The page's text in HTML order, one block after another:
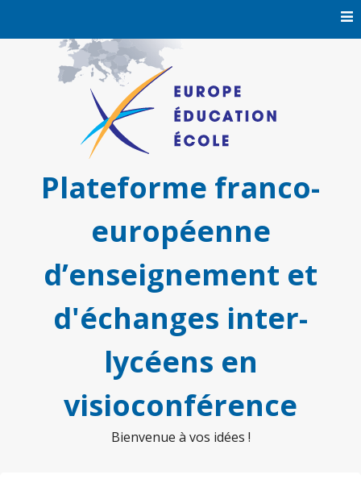
Plateforme franco-
européenne
d’enseignement et
d'échanges inter-
lycéens en
visioconférence
Bienvenue à vos idées !